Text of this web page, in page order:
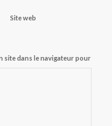
Site web
site dans le navigateur pour